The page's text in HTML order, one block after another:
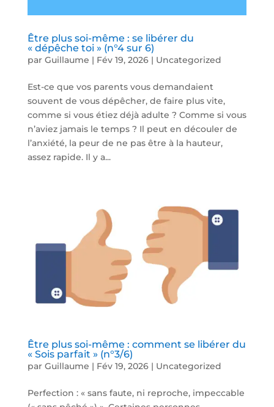
Être plus soi-même : se libérer du
« dépêche toi » (n°4 sur 6)
par Guillaume | Fév 19, 2026| Uncategorized
Est-ce que vos parents vous demandaient
souvent de vous dépêcher, de faire plus vite,
comme si vous étiez déjà adulte ? Comme si vous
n’aviez jamais le temps ? Il peut en découler de
l’anxiété, la peur de ne pas être à la hauteur,
assez rapide. Il y a...
Être plus soi-même : comment se libérer du
« Sois parfait » (n°3/6)
par Guillaume | Fév 19, 2026| Uncategorized
Perfection : « sans faute, ni reproche, impeccable